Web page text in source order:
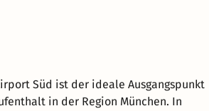
Süd ist der ideale Ausgangspunkt
in der Region München. In